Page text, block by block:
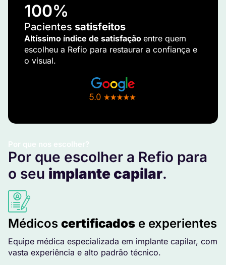
Por que nos escolher?
Por que escolher a Refio para
o seu implante capilar.
Médicos certificados e experientes
Equipe médica especializada em implante capilar, com
vasta experiência e alto padrão técnico.
100%
Pacientes satisfeitos
Altíssimo índice de satisfação entre quem
escolheu a Refio para restaurar a confiança e
o visual.